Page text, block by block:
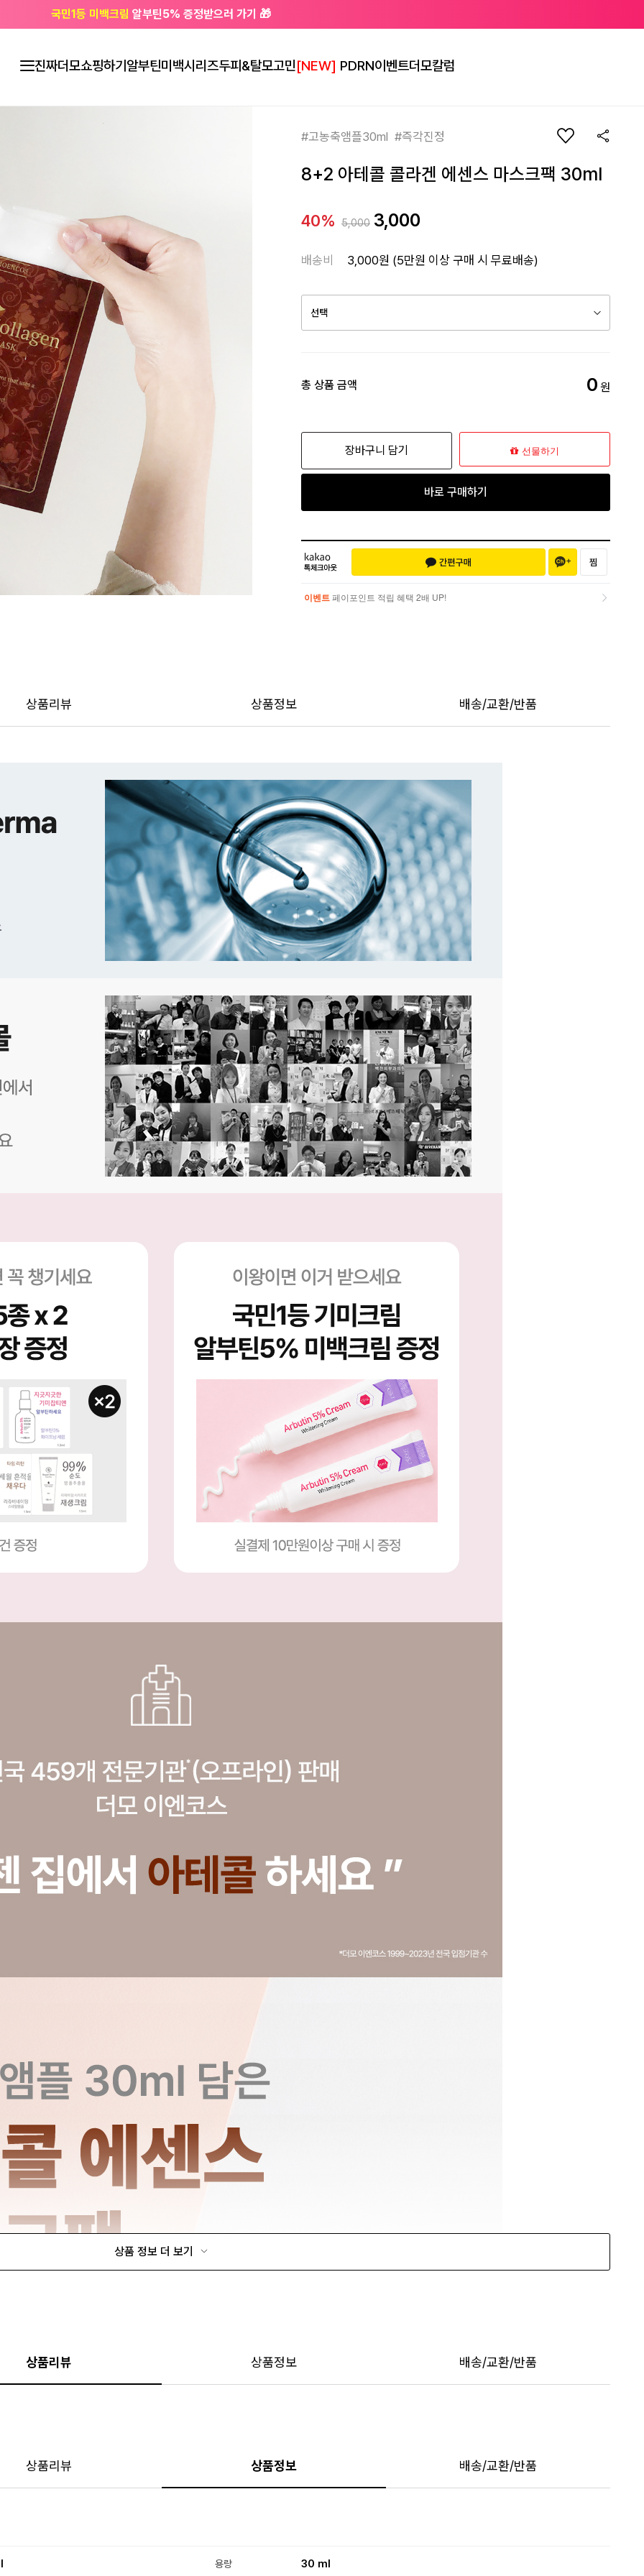
국민1등 미백크림 알부틴5% 증정받으러 가기 🎁
진짜더모쇼핑하기 알부틴미백시리즈두피&탈모고민[NEW] PDRN이벤트더모칼럼
#고농축앰플30ml #즉각진정
8+2 아테콜 콜라겐 에센스 마스크팩 30ml
40% 5,000 3,000
배송비 3,000원 (5만원 이상 구매 시 무료배송)
총 상품 금액 0 원
장바구니 담기 선물하기
바로 구매하기
이벤트페이포인트 적립 혜택 2배 UP!
상품리뷰 상품정보 배송/교환/반품
상품 정보 더 보기
상품리뷰 상품정보 배송/교환/반품
상품리뷰 상품정보 배송/교환/반품
용량 30 ml